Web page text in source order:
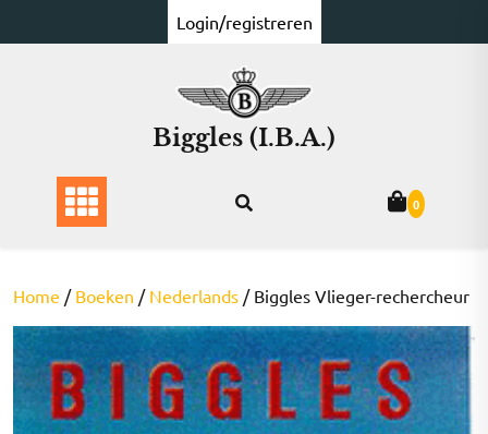
naar
Login/registreren
Biggles (I.B.A.)
0
Home / Boeken / Nederlands / Biggles Vlieger-rechercheur